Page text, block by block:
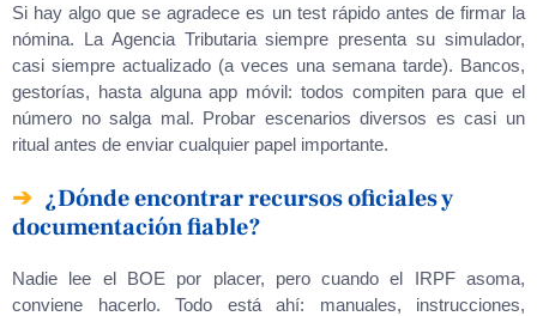
Si hay algo que se agradece es un test rápido antes de firmar la
nómina. La Agencia Tributaria siempre presenta su simulador,
casi siempre actualizado (a veces una semana tarde). Bancos,
gestorías, hasta alguna app móvil: todos compiten para que el
número no salga mal. Probar escenarios diversos es casi un
ritual antes de enviar cualquier papel importante.
¿Dónde encontrar recursos oficiales y
documentación fiable?
Nadie lee el BOE por placer, pero cuando el IRPF asoma,
conviene hacerlo. Todo está ahí: manuales, instrucciones,